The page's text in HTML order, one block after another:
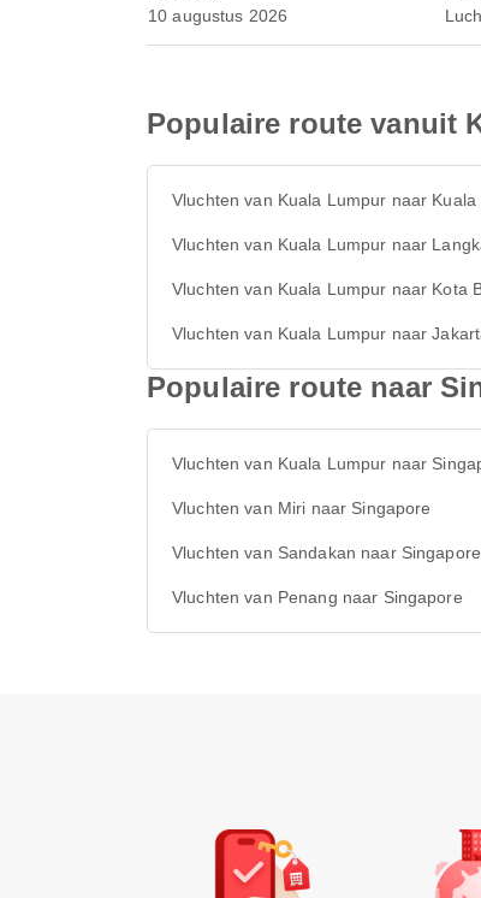
10 augustus 2026
Populaire route vanuit
Vluchten van Kuala Lumpur naar
Vluchten van Kuala Lumpur naar
Vluchten van Kuala Lumpur naar Kota
Vluchten van Kuala Lumpur naar
Populaire route naar
Vluchten van Kuala Lumpur naar
Vluchten van Miri naar Singapore
Vluchten van Sandakan naar Singapore
Vluchten van Penang naar Singapore